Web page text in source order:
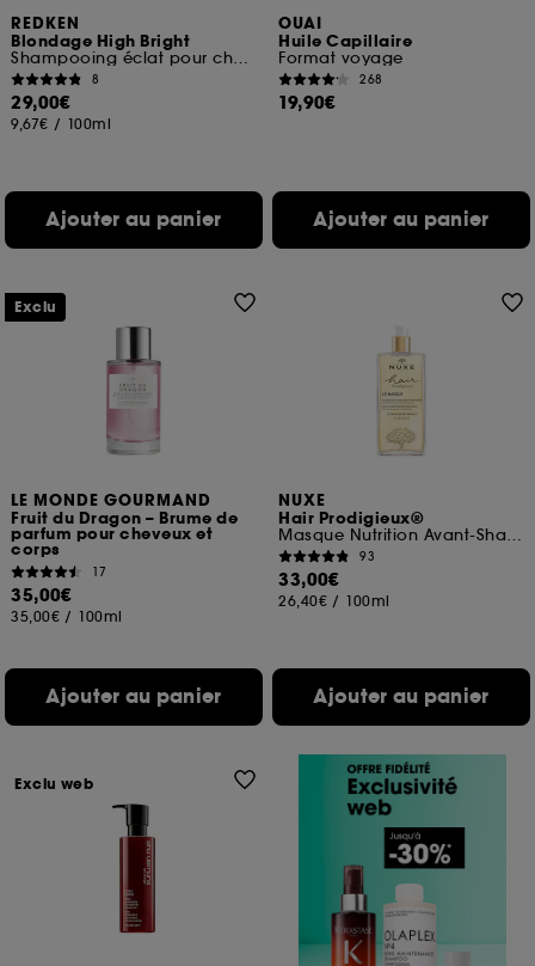
REDKEN
Blondage High Bright
Shampooing éclat pour cheveux blonds
8
29,00€
9,67€ / 100ml
Ajouter au panier
OUAI
Huile Capillaire
Format voyage
268
19,90€
Ajouter au panier
LE MONDE GOURMAND
Fruit du Dragon – Brume de
parfum pour cheveux et
corps
17
35,00€
35,00€ / 100ml
Ajouter au panier
Exclu
NUXE
Hair Prodigieux®
Masque Nutrition Avant-Shampooing
93
33,00€
26,40€ / 100ml
Ajouter au panier
Exclu web